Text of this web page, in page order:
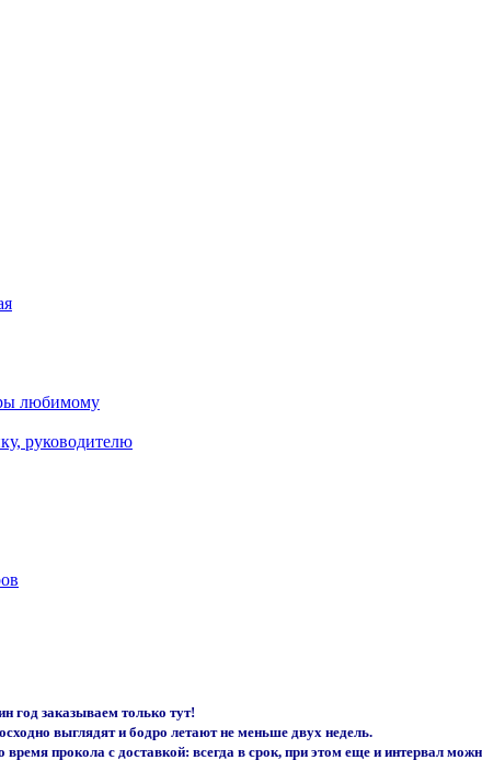
любимому
руководителю
год заказываем только тут!
выглядят и бодро летают не меньше двух недель.
время прокола с доставкой: всегда в срок, при этом еще и интервал